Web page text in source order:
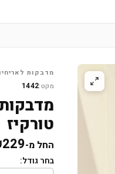
מדבקות
מקט:1442
טורקיז
החל מ-229
בחר גודל: